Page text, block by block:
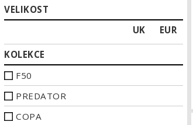
VELIKOST
EUR
UK
KOLEKCE
F50
PREDATOR
COPA